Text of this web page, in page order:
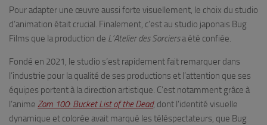
Pour adapter une œuvre aussi forte visuellement, le choix du studio
d’animation était crucial. Finalement, c’est au studio japonais Bug
Films que la production de L’Atelier des Sorciersa été confiée.
Fondé en 2021, le studio s’est rapidement fait remarquer dans
l’industrie pour la qualité de ses productions et l’attention que ses
équipes portent à la direction artistique. C’est notamment grâce à
l’anime Zom 100: Bucket List of the Dead, dont l’identité visuelle
dynamique et colorée avait marqué les téléspectateurs, que Bug